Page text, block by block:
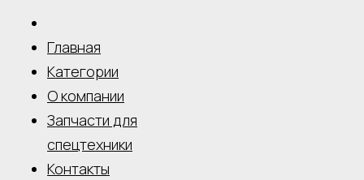
Главная
Категории
О компании
Запчасти для
спецтехники
Контакты